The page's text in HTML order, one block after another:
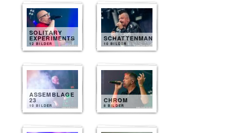
SOLITARY
EXPERIMENTS
12 BILDER
SCHATTENMANN
10 BILDER
ASSEMBLAGE
23
10 BILDER
CHROM
8 BILDER